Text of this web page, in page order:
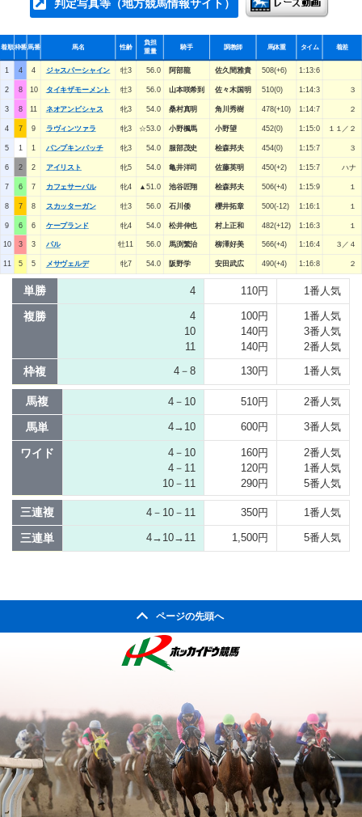
判定写真等（地方競馬情報サイト）
着順 枠番馬番 馬名 性齢
負担
重量
騎手 調教師 馬体重 タイム 着差
1 4 4 ジャスパーシャイン 牡3 56.0 阿部龍 佐久間雅貴 508(+6) 1:13:6
2 8 10 タイキザモーメント 牡3 56.0 山本咲希到 佐々木国明 510(0) 1:14:3 ３
3 8 11 ネオアンビシャス 牝3 54.0 桑村真明 角川秀樹 478(+10) 1:14:7 ２
4 7 9 ラヴィンツァラ 牝3 ☆53.0 小野楓馬 小野望 452(0) 1:15:0 １１／２
5 1 1 パンプキンパッチ 牝3 54.0 服部茂史 桧森邦夫 454(0) 1:15:7 ３
6 2 2 アイリスト 牝5 54.0 亀井洋司 佐藤英明 450(+2) 1:15:7 ハナ
7 6 7 カフェサーバル 牝4 ▲51.0 池谷匠翔 桧森邦夫 506(+4) 1:15:9 １
8 7 8 スカッターガン 牡3 56.0 石川倭 櫻井拓章 500(-12) 1:16:1 １
9 6 6 ケープランド 牝4 54.0 松井伸也 村上正和 482(+12) 1:16:3 １
10 3 3 パル 牡11 56.0 馬渕繁治 柳澤好美 566(+4) 1:16:4 ３／４
11 5 5 メサヴェルデ 牝7 54.0 阪野学 安田武広 490(+4) 1:16:8 ２
単勝 4 110円 1番人気
複勝
4
10
11
100円
140円
140円
1番人気
3番人気
2番人気
枠複 4－8 130円 1番人気
馬複 4－10 510円 2番人気
馬単 4→10 600円 3番人気
ワイド
4－10
4－11
10－11
160円
120円
290円
2番人気
1番人気
5番人気
三連複 4－10－11 350円 1番人気
三連単 4→10→11 1,500円 5番人気
ページの先頭へ